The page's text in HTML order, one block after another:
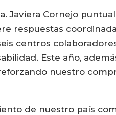
Javiera Cornejo
respuestas
centros
Este año,
nuestro
de nuestro país